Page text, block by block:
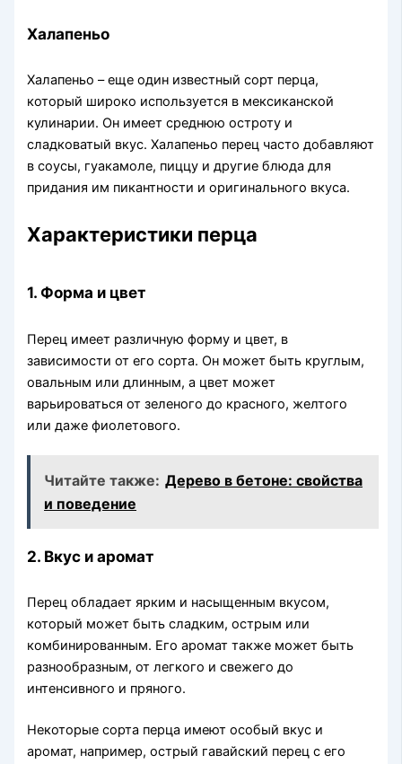
Халапеньо
Халапеньо – еще один известный сорт перца,
который широко используется в мексиканской
кулинарии. Он имеет среднюю остроту и
сладковатый вкус. Халапеньо перец часто добавляют
в соусы, гуакамоле, пиццу и другие блюда для
придания им пикантности и оригинального вкуса.
Характеристики перца
1. Форма и цвет
Перец имеет различную форму и цвет, в
зависимости от его сорта. Он может быть круглым,
овальным или длинным, а цвет может
варьироваться от зеленого до красного, желтого
или даже фиолетового.
Читайте также: Дерево в бетоне: свойства
и поведение
2. Вкус и аромат
Перец обладает ярким и насыщенным вкусом,
который может быть сладким, острым или
комбинированным. Его аромат также может быть
разнообразным, от легкого и свежего до
интенсивного и пряного.
Некоторые сорта перца имеют особый вкус и
аромат, например, острый гавайский перец с его